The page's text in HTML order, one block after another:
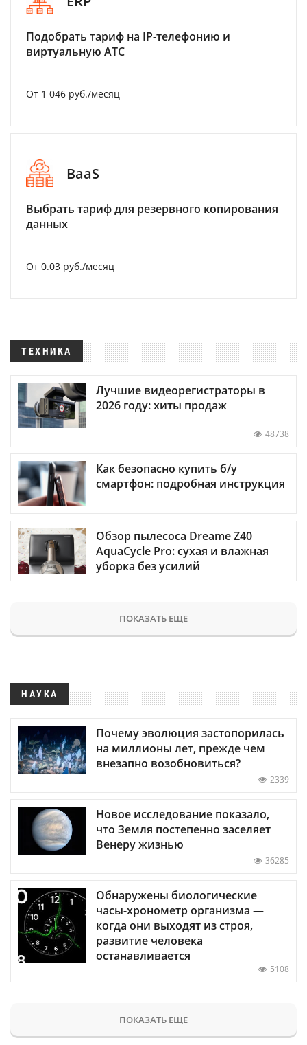
Подобрать тариф на IP-телефонию и
виртуальную АТС
От 1 046 руб./месяц
BaaS
Выбрать тариф для резервного копирования
данных
От 0.03 руб./месяц
ТЕХНИКА
Лучшие видеорегистраторы в
2026 году: хиты продаж
48738
Как безопасно купить б/у
смартфон: подробная инструкция
Обзор пылесоса Dreame Z40
AquaCycle Pro: сухая и влажная
уборка без усилий
ПОКАЗАТЬ ЕЩЕ
НАУКА
Почему эволюция застопорилась
на миллионы лет, прежде чем
внезапно возобновиться?
2339
Новое исследование показало,
что Земля постепенно заселяет
Венеру жизнью
36285
Обнаружены биологические
часы-хронометр организма —
когда они выходят из строя,
развитие человека
останавливается
5108
ПОКАЗАТЬ ЕЩЕ